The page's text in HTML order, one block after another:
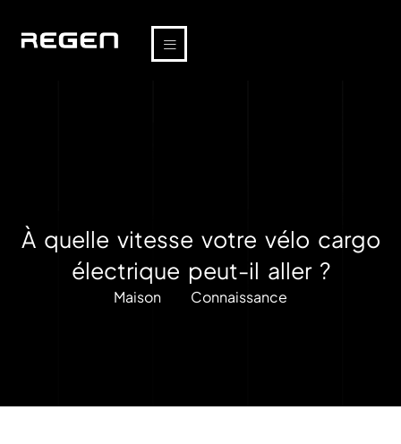
À quelle vitesse votre vélo cargo
électrique peut-il aller ?
Maison Connaissance